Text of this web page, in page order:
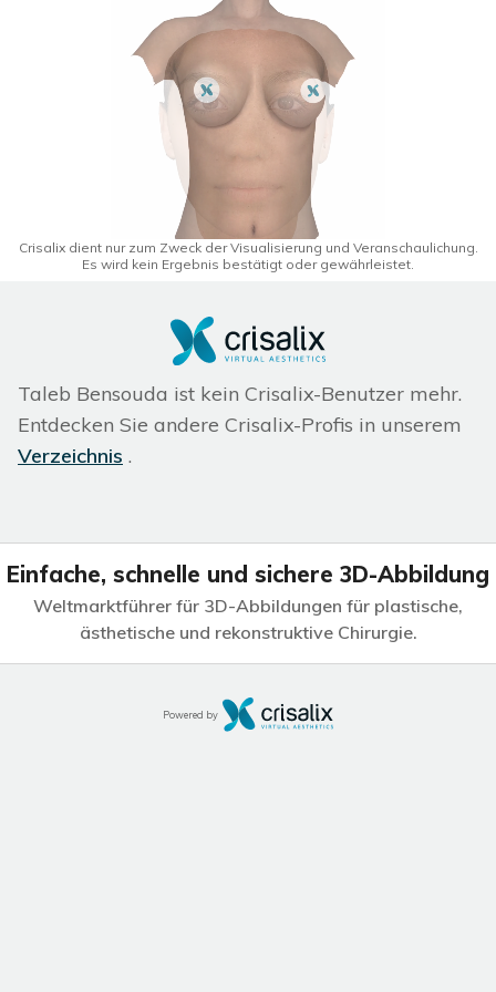
Crisalix dient nur zum Zweck der Visualisierung und Veranschaulichung.
Es wird kein Ergebnis bestätigt oder gewährleistet.
Taleb Bensouda ist kein Crisalix-Benutzer mehr.
Entdecken Sie andere Crisalix-Profis in unserem
Verzeichnis .
Einfache, schnelle und sichere 3D-Abbildung
Weltmarktführer für 3D-Abbildungen für plastische,
ästhetische und rekonstruktive Chirurgie.
Powered by